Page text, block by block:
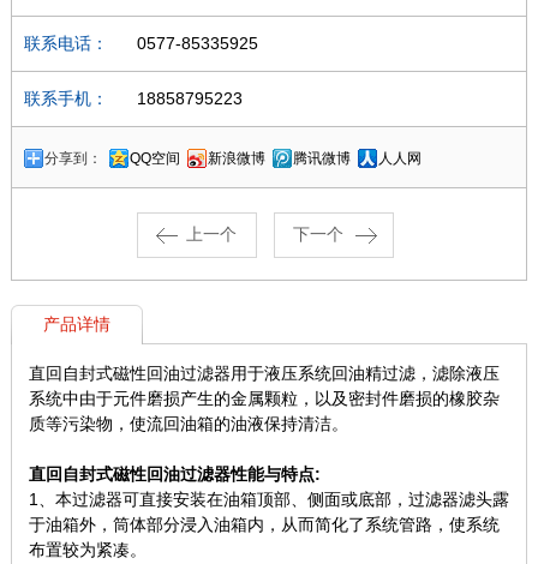
联系电话： 0577-85335925
联系手机： 18858795223
分享到： QQ空间 新浪微博 腾讯微博 人人网
上一个 下一个
产品详情
直回自封式磁性回油过滤器用于液压系统回油精过滤，滤除液压
系统中由于元件磨损产生的金属颗粒，以及密封件磨损的橡胶杂
质等污染物，使流回油箱的油液保持清洁。
直回自封式磁性回油过滤器性能与特点:
1、本过滤器可直接安装在油箱顶部、侧面或底部，过滤器滤头露
于油箱外，筒体部分浸入油箱内，从而简化了系统管路，使系统
布置较为紧凑。